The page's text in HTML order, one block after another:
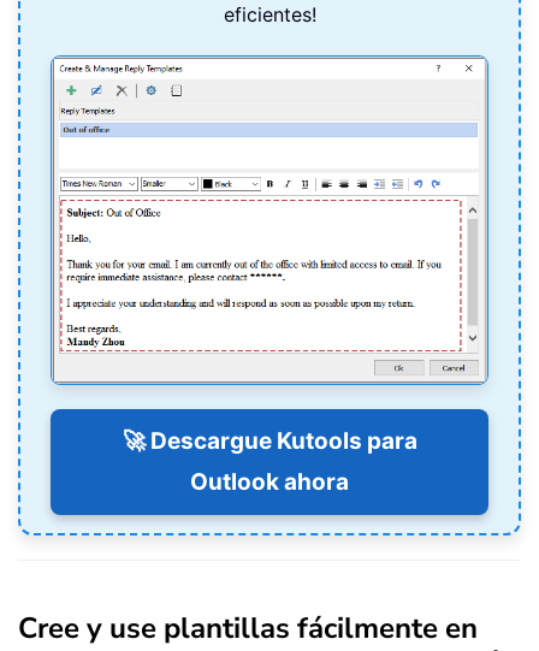
eficientes!
🚀 Descargue Kutools para
Outlook ahora
Cree y use plantillas fácilmente en